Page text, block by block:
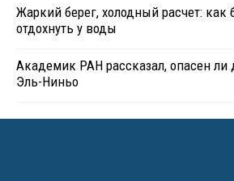
Жаркий берег, холодный расчет: как
отдохнуть у воды
Академик РАН рассказал, опасен ли
Эль-Ниньо